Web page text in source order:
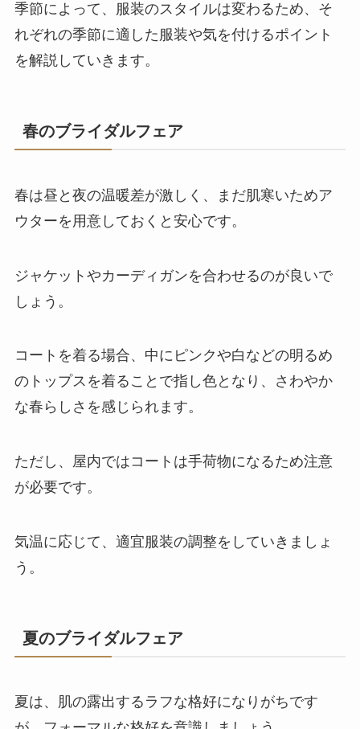
季節によって、服装のスタイルは変わるため、そ
れぞれの季節に適した服装や気を付けるポイント
を解説していきます。
春のブライダルフェア
春は昼と夜の温暖差が激しく、まだ肌寒いためア
ウターを用意しておくと安心です。
ジャケットやカーディガンを合わせるのが良いで
しょう。
コートを着る場合、中にピンクや白などの明るめ
のトップスを着ることで指し色となり、さわやか
な春らしさを感じられます。
ただし、屋内ではコートは手荷物になるため注意
が必要です。
気温に応じて、適宜服装の調整をしていきましょ
う。
夏のブライダルフェア
夏は、肌の露出するラフな格好になりがちです